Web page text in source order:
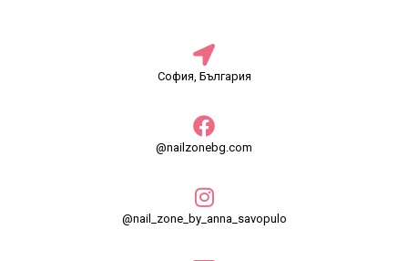
София, България
@nailzonebg.com
@nail_zone_by_anna_savopulo